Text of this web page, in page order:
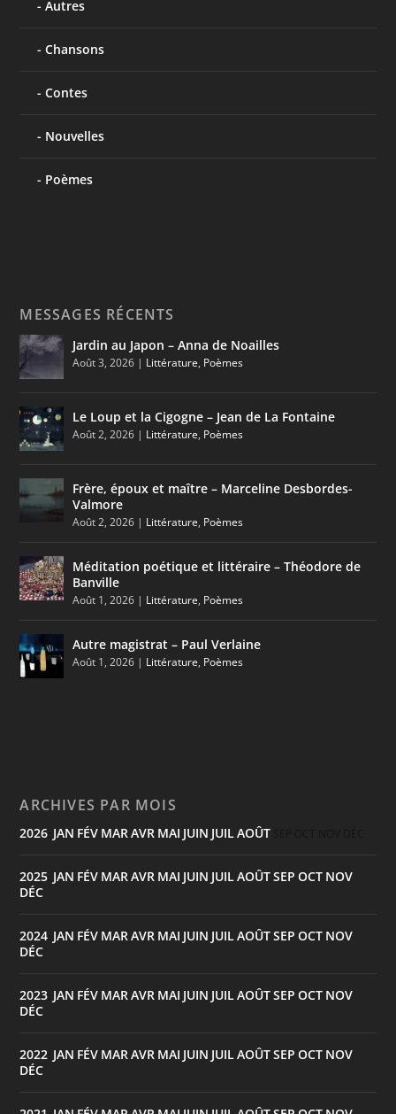
Autres
Chansons
Contes
Nouvelles
Poèmes
MESSAGES RÉCENTS
Jardin au Japon – Anna de Noailles
Août 3, 2026 | Littérature, Poèmes
Le Loup et la Cigogne – Jean de La Fontaine
Août 2, 2026 | Littérature, Poèmes
Frère, époux et maître – Marceline Desbordes-
Valmore
Août 2, 2026 | Littérature, Poèmes
Méditation poétique et littéraire – Théodore de
Banville
Août 1, 2026 | Littérature, Poèmes
Autre magistrat – Paul Verlaine
Août 1, 2026 | Littérature, Poèmes
ARCHIVES PAR MOIS
2026 JAN FÉV MAR AVR MAI JUIN JUIL AOÛT
2025 JAN FÉV MAR AVR MAI JUIN JUIL AOÛTSEP OCT NOV
DÉC
2024 JAN FÉV MAR AVR MAI JUIN JUIL AOÛTSEP OCT NOV
DÉC
2023 JAN FÉV MAR AVR MAI JUIN JUIL AOÛTSEP OCT NOV
DÉC
2022 JAN FÉV MAR AVR MAI JUIN JUIL AOÛTSEP OCT NOV
DÉC